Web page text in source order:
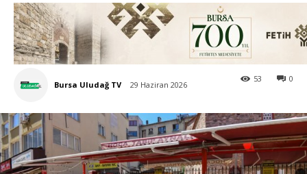
Bursa Uludağ TV 29 Haziran 2026
0
53